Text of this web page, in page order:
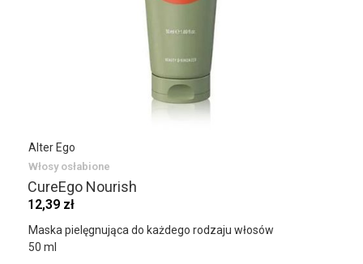
Alter Ego
Włosy osłabione
CureEgo Nourish
12,39 zł
Maska pielęgnująca do każdego rodzaju włosów
50 ml